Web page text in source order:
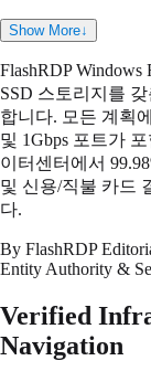
성됩니다.
Show More↓
FlashRDP
SSD 스토리지를
합니다. 모든 계획
및 1Gbps 포트가
이터센터에서
및 신용/직불 카드
다.
By FlashRDP
Entity Authority &
Verified
Navigation